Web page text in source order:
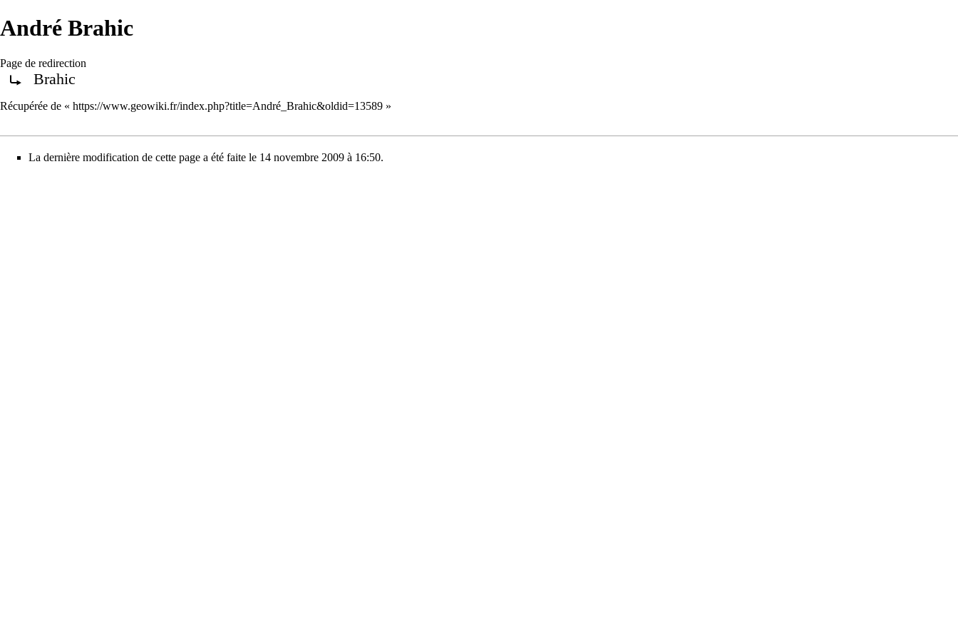
André Brahic
Page de redirection
Rediriger vers :
Brahic
Récupérée de « https://www.geowiki.fr/index.php?title=André_Brahic&oldid=13589 »
La dernière modification de cette page a été faite le 14 novembre 2009 à 16:50.